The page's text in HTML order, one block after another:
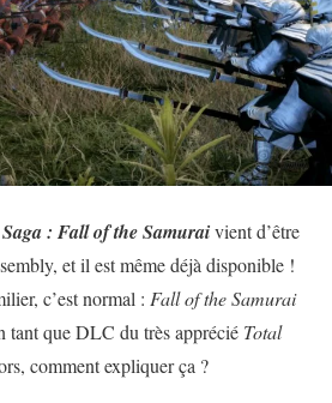
: Fall of the Samuraivient d’être
et il est même déjà disponible !
c’est normal : Fall of the Samurai
tant que DLC du très apprécié Total
comment expliquer ça ?